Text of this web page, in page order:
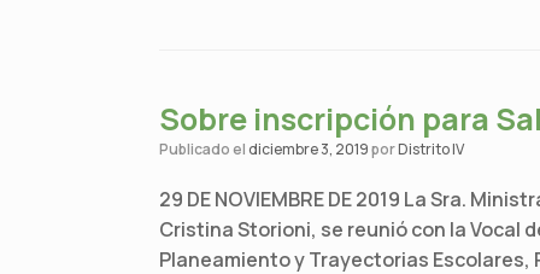
Sobre inscripción para
Publicado el diciembre 3, 2019porDistrito IV
29 DE NOVIEMBRE DE 2019 La Sra.
Cristina Storioni, se reunió con la Vocal
Planeamiento y Trayectorias Escolares,